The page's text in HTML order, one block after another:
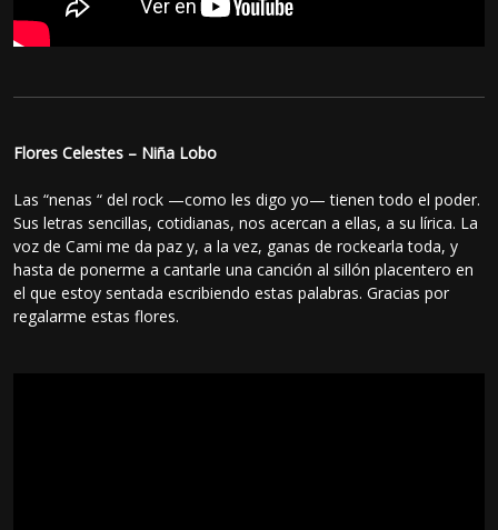
Flores Celestes – Niña Lobo
Las “nenas “ del rock —como les digo yo— tienen todo el poder.
Sus letras sencillas, cotidianas, nos acercan a ellas, a su lírica. La
voz de Cami me da paz y, a la vez, ganas de rockearla toda, y
hasta de ponerme a cantarle una canción al sillón placentero en
el que estoy sentada escribiendo estas palabras. Gracias por
regalarme estas flores.